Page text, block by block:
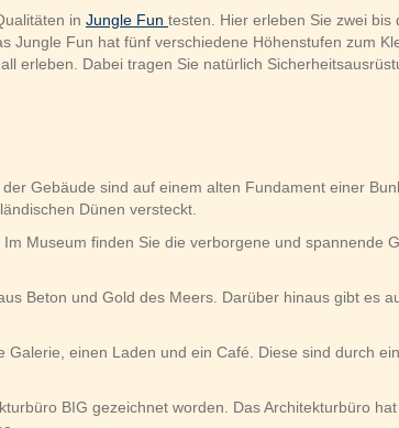
in Jungle Fun testen. Hier erleben Sie zwei bis
Fun hat fünf verschiedene Höhenstufen zum
erleben. Dabei tragen Sie natürlich
der Gebäude sind auf einem alten Fundament einer
Dünen versteckt.
Museum finden Sie die verborgene und spannende
Beton und Gold des Meers. Darüber hinaus gibt es
einen Laden und ein Café. Diese sind durch
BIG gezeichnet worden. Das Architekturbüro